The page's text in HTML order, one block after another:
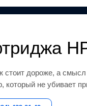
стоит дороже, а смысл
который не убивает